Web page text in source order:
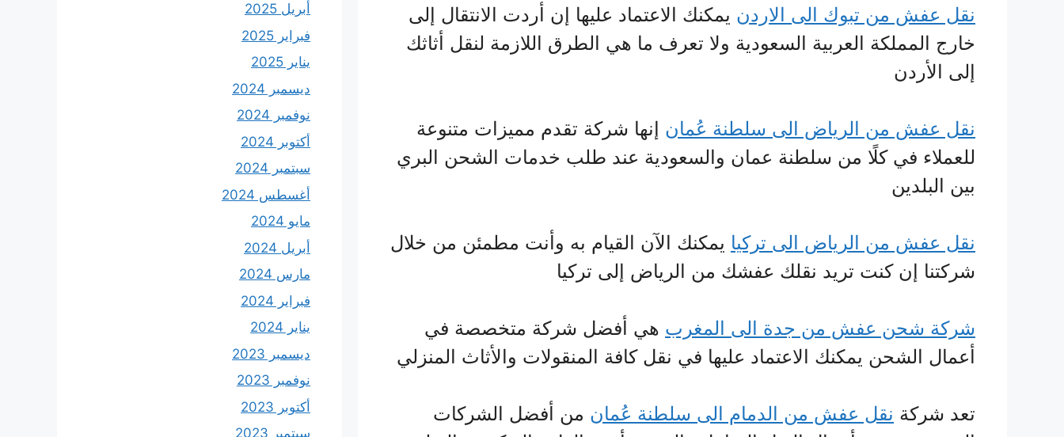
نقل عفش من تبوك الى الاردن يمكنك الاعتماد عليها إن أردت الانتقال إلى
خارج المملكة العربية السعودية ولا تعرف ما هي الطرق اللازمة لنقل أثاثك
إلى الأردن
نقل عفش من الرياض الى سلطنة عُمان إنها شركة تقدم مميزات متنوعة
للعملاء في كلًا من سلطنة عمان والسعودية عند طلب خدمات الشحن البري
بين البلدين
نقل عفش من الرياض الى تركيا يمكنك الآن القيام به وأنت مطمئن من خلال
شركتنا إن كنت تريد نقلك عفشك من الرياض إلى تركيا
شركة شحن عفش من جدة الى المغرب هي أفضل شركة متخصصة في
أعمال الشحن يمكنك الاعتماد عليها في نقل كافة المنقولات والأثاث المنزلي
تعد شركة نقل عفش من الدمام الى سلطنة عُمان من أفضل الشركات
أبريل 2025
فبراير 2025
يناير 2025
ديسمبر 2024
نوفمبر 2024
أكتوبر 2024
سبتمبر 2024
أغسطس 2024
مايو 2024
أبريل 2024
مارس 2024
فبراير 2024
يناير 2024
ديسمبر 2023
نوفمبر 2023
أكتوبر 2023
سبتمبر 2023